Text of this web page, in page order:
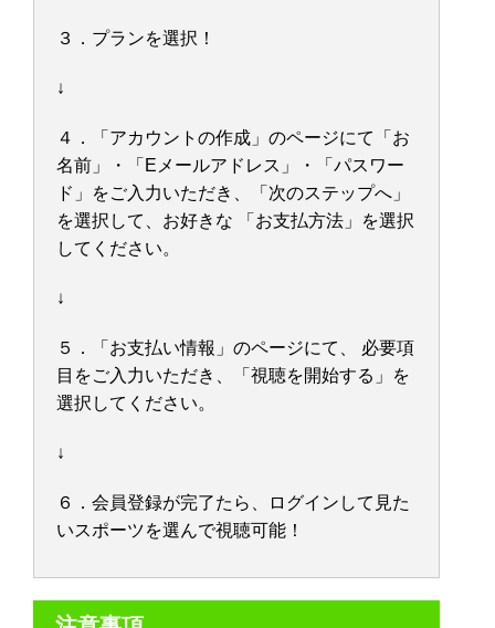
３．プランを選択！
↓
４．「アカウントの作成」のページにて「お
名前」・「Eメールアドレス」・「パスワー
ド」をご入力いただき、「次のステップへ」
を選択して、お好きな 「お支払方法」を選択
してください。
↓
５．「お支払い情報」のページにて、 必要項
目をご入力いただき、「視聴を開始する」を
選択してください。
↓
６．会員登録が完了たら、ログインして見た
いスポーツを選んで視聴可能！